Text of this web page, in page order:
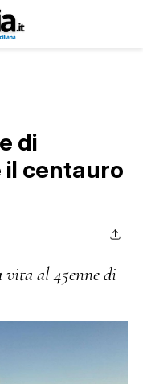
di
il centauro
vita al 45enne di